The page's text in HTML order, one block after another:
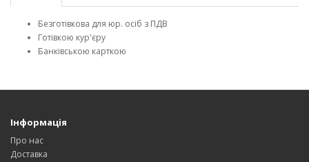
Безготівкова для юр. осіб з ПДВ
Готівкою кур'єру
Банківською карткою
Інформація
Про нас
Доставка